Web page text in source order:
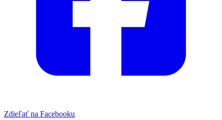
Zdieľať na Facebooku